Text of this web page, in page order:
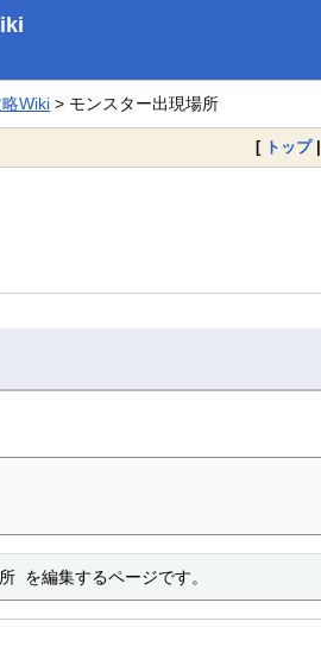
Wiki > モンスター出現場所
[ トップ|
を編集するページです。